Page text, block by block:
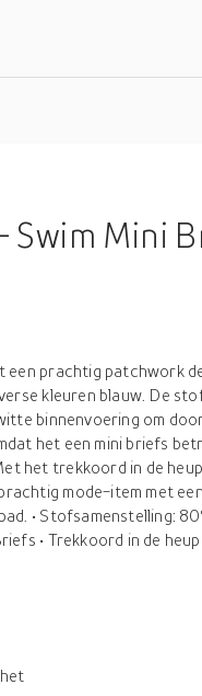
Swim Mini
prachtig patchwork
kleuren blauw. De
binnenvoering om
het een mini briefs
het trekkoord in de
mode-item met
• Stofsamenstelling:
• Trekkoord in de